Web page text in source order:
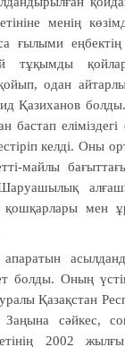
менің
ғылыми еңбектің
тұқымды
одан
Қазиханов
бастап еліміздегі
келді. Оны
майлы
қошқарлары мен
болды. Оның
Қазақстан
сәйкес,
2002